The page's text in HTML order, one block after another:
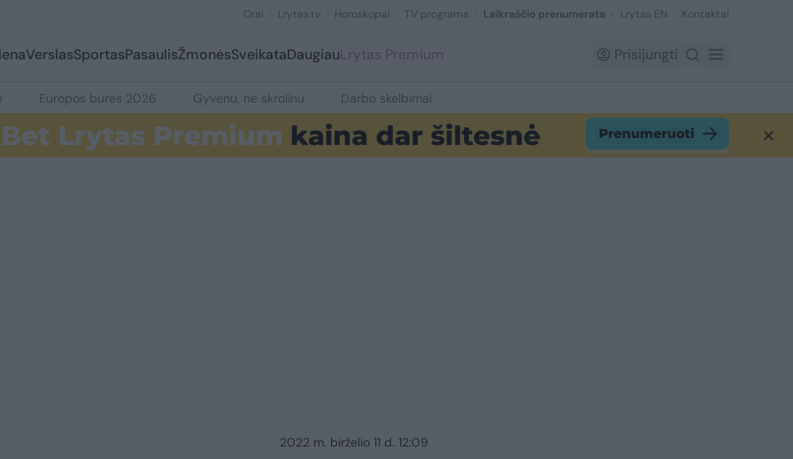
Orai Lrytas.tv Horoskopai TV programa Laikraščio prenumerata Lrytas EN Kontaktai
VerslasSportasPasaulisŽmonėsSveikataDaugiauLrytas Premium Prisijungti
Europos burės 2026 Gyvenu, ne skrolinu Darbo skelbimai
2022 m. birželio 11 d. 12:09